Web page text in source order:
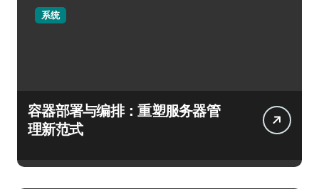
系统
容器部署与编排：重塑服务器管
理新范式